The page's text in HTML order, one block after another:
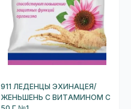
911 ЛЕДЕНЦЫ ЭХИНАЦЕЯ/
ЖЕНЬШЕНЬ С ВИТАМИНОМ С